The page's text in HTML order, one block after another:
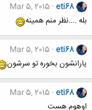
eti68
Mar 5, 2015
بله ....نظر منم همینه
eti68
Mar 5, 2015
یارانشون بخوره تو سرشون
eti68
Mar 5, 2015
اوهوم هست